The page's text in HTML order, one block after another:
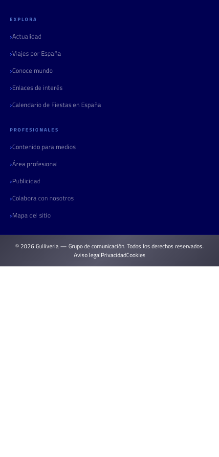
EXPLORA
Actualidad
Viajes por España
Conoce mundo
Enlaces de interés
Calendario de Fiestas en España
PROFESIONALES
Contenido para medios
Área profesional
Publicidad
Colabora con nosotros
Mapa del sitio
© 2026 Gulliveria — Grupo de comunicación. Todos los derechos reservados.
Aviso legalPrivacidadCookies